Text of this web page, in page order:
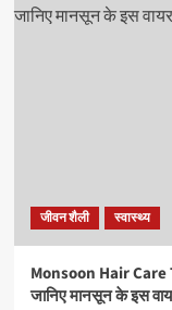
जीवन शैली स्वास्थ्य
Monsoon Hair Care
जानिए मानसून के इस